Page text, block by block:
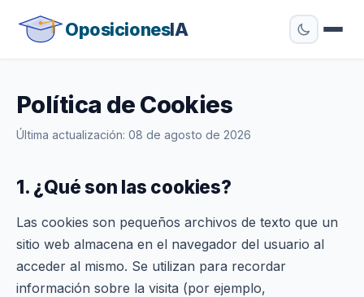
OposicionesIA
Política de Cookies
Última actualización: 08 de agosto de 2026
1. ¿Qué son las cookies?
Las cookies son pequeños archivos de texto que un
sitio web almacena en el navegador del usuario al
acceder al mismo. Se utilizan para recordar
información sobre la visita (por ejemplo,